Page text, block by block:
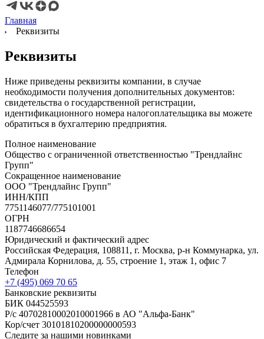
Главная
Реквизиты
Реквизиты
Ниже приведены реквизиты компании, в случае
необходимости получения дополнительных документов:
свидетельства о государственной регистрации,
идентификационного номера налогоплательщика вы можете
обратиться в бухгалтерию предприятия.
Полное наименование
Общество с ограниченной ответственностью "Трендлайнс
Групп"
Сокращенное наименование
ООО "Трендлайнс Групп"
ИНН/КПП
7751146077/775101001
ОГРН
1187746686654
Юридический и фактический адрес
Российская Федерация, 108811, г. Москва, р-н Коммунарка, ул.
Адмирала Корнилова, д. 55, строение 1, этаж 1, офис 7
Телефон
+7 (495) 069 70 65
Банковские реквизиты
БИК 044525593
Р/с 40702810002010001966 в АО "Альфа-Банк"
Кор/счет 30101810200000000593
Следите за нашими новинками